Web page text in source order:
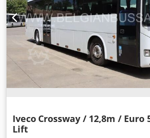
Iveco Crossway / 12,8m / Euro
Lift